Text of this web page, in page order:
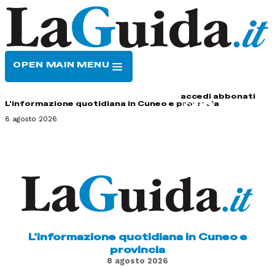
OPEN MAIN MENU
accedi abbonati
L'informazione quotidiana in Cuneo e provincia
8 agosto 2026
L'informazione quotidiana in Cuneo e
provincia
8 agosto 2026